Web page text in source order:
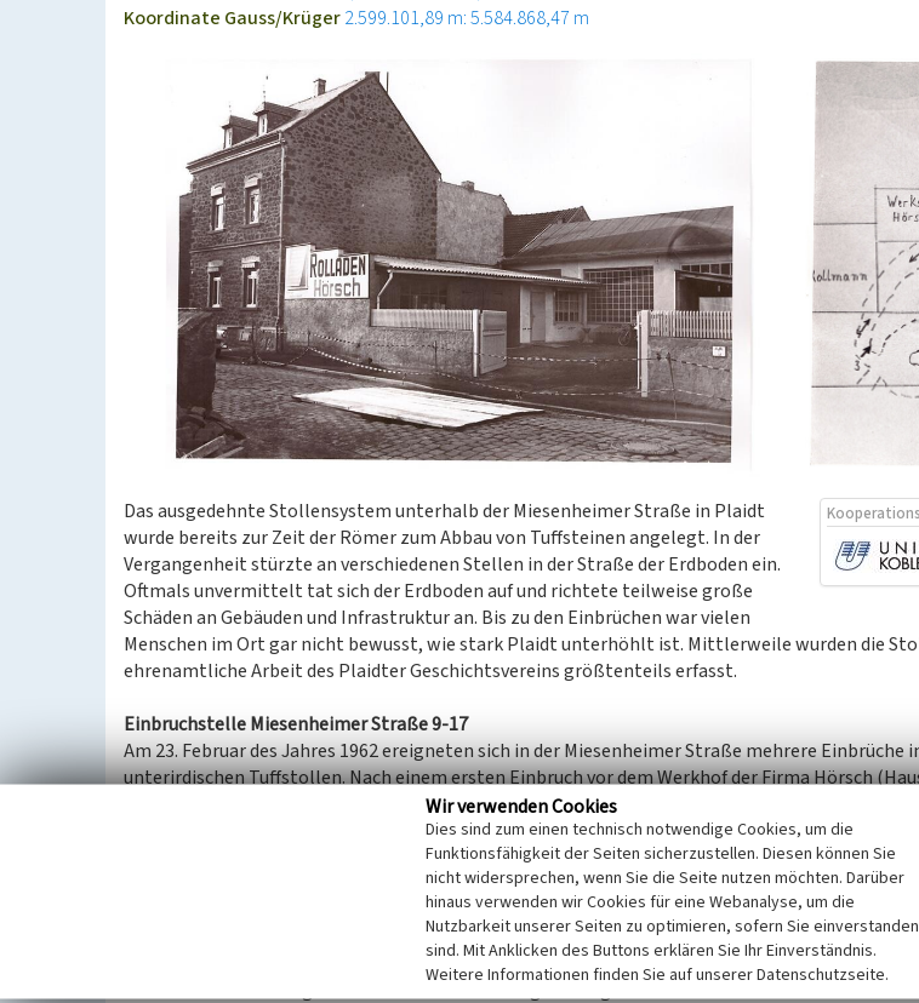
Koordinate Gauss/Krüger2.599.101,89 m: 5.584.868,47 m
Das ausgedehnte Stollensystem unterhalb der Miesenheimer Straße in Plaidt
wurde bereits zur Zeit der Römer zum Abbau von Tuffsteinen angelegt. In der
Vergangenheit stürzte an verschiedenen Stellen in der Straße der Erdboden ein.
Oftmals unvermittelt tat sich der Erdboden auf und richtete teilweise große
Schäden an Gebäuden und Infrastruktur an. Bis zu den Einbrüchen war vielen
Menschen im Ort gar nicht bewusst, wie stark Plaidt unterhöhlt ist. Mittlerweile wurden die
ehrenamtliche Arbeit des Plaidter Geschichtsvereins größtenteils erfasst.
Einbruchstelle Miesenheimer Straße 9-17
Am 23. Februar des Jahres 1962 ereigneten sich in der Miesenheimer Straße mehrere Einbrüche
unterirdischen Tuffstollen. Nach einem ersten Einbruch vor dem Werkhof der Firma Hörsch
folgten weitere entlang der Miesenheimer Straße 9-17. So wurde ein großes Stollensystem
und von dort aus Richtung Westen entdeckt. Bilder der Einstürze zeigen, dass eine mehr als 2
Tuffschicht über den Stollen eingestürzt war und dabei den Abwasserkanal freigelegt hatte (siehe
Abbildungen in der Mediengalerie). Die Decke der Stollen war an mehreren Stellen eingestürzt.
Destabilisierung der Stollendecke zur Folge. Möglicherweise hatte mittelalterlicher Raubbau
römischen Stollen zur Destabilisierung beigetragen. Ganz in der Nähe, entlang der
erstmalig in Plaidt ein mittelalterlicher Tuffsteinbruch nachgewiesen werden. Untersuchungen
Wir verwenden Cookies
Dies sind zum einen technisch notwendige Cookies, um die
Funktionsfähigkeit der Seiten sicherzustellen. Diesen können Sie
nicht widersprechen, wenn Sie die Seite nutzen möchten. Darüber
hinaus verwenden wir Cookies für eine Webanalyse, um die
Nutzbarkeit unserer Seiten zu optimieren, sofern Sie einverstanden
sind. Mit Anklicken des Buttons erklären Sie Ihr Einverständnis.
Weitere Informationen finden Sie auf unserer Datenschutzseite.